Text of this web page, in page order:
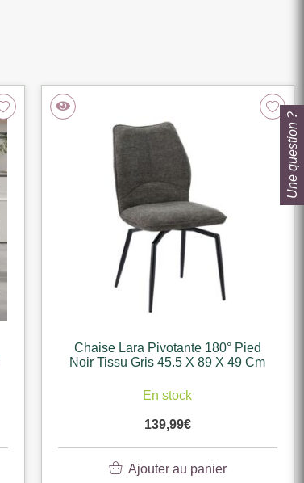
Chaise Lara Pivotante 180° Pied
Noir Tissu Gris 45.5 X 89 X 49 Cm
En stock
139,99€
Ajouter au panier
Une question ?